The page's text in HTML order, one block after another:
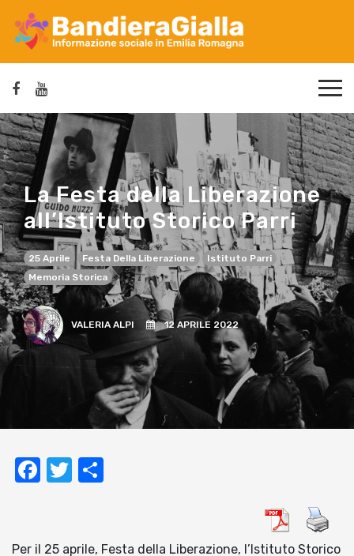
La Festa della Liberazione
all’Istituto Storico Parri
25 Aprile Festa Della Liberazione
Istituto Parri
Memoria Storica
VALERIA ALPI 12 APRILE 2022
Facebook
Twitter
Per il 25 aprile, Festa della Liberazione, l’Istituto Storico